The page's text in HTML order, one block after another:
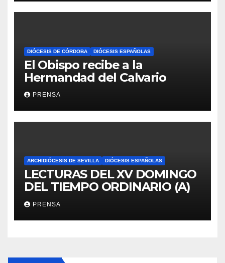
DIÓCESIS DE CÓRDOBA DIÓCESIS ESPAÑOLAS
El Obispo recibe a la
Hermandad del Calvario
PRENSA
ARCHIDIÓCESIS DE SEVILLA DIÓCESIS ESPAÑOLAS
LECTURAS DEL XV DOMINGO
DEL TIEMPO ORDINARIO (A)
PRENSA